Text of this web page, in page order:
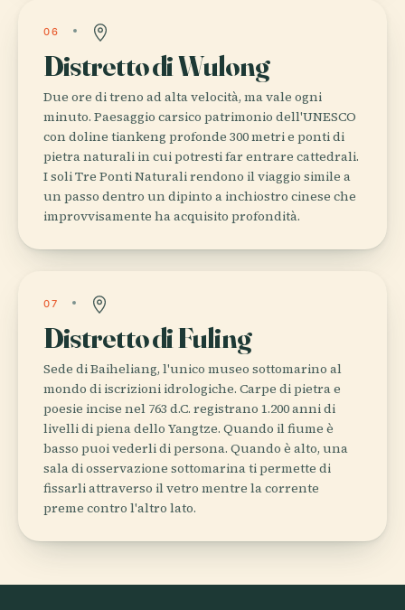
06
Distretto di Wulong
Due ore di treno ad alta velocità, ma vale ogni
minuto. Paesaggio carsico patrimonio dell'UNESCO
con doline tiankeng profonde 300 metri e ponti di
pietra naturali in cui potresti far entrare cattedrali.
I soli Tre Ponti Naturali rendono il viaggio simile a
un passo dentro un dipinto a inchiostro cinese che
improvvisamente ha acquisito profondità.
07
Distretto di Fuling
Sede di Baiheliang, l'unico museo sottomarino al
mondo di iscrizioni idrologiche. Carpe di pietra e
poesie incise nel 763 d.C. registrano 1.200 anni di
livelli di piena dello Yangtze. Quando il fiume è
basso puoi vederli di persona. Quando è alto, una
sala di osservazione sottomarina ti permette di
fissarli attraverso il vetro mentre la corrente
preme contro l'altro lato.